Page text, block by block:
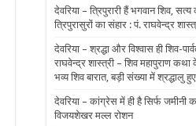
देवरिया – त्रिपुरारी हैं भगवान शिव,
त्रिपुरासुरों का संहार : पं. राघवेन्द्र
देवरिया – श्रद्धा और विश्वास ही शिव-
राघवेन्द्र शास्त्री – शिव महापुराण
भव्य शिव बारात, बड़ी संख्या में श्रद्धालु
देवरिया – कांग्रेस में ही है सिर्फ जमीनी
विजयशेखर मल्ल रोशन